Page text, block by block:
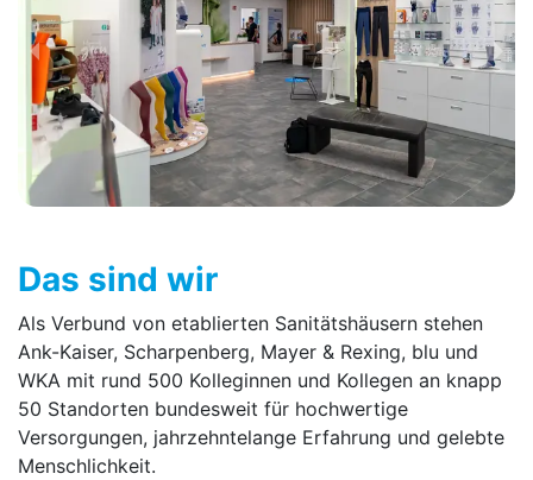
Das sind wir
Als Verbund von etablierten Sanitätshäusern stehen
Ank-Kaiser, Scharpenberg, Mayer & Rexing, blu und
WKA mit rund 500 Kolleginnen und Kollegen an knapp
50 Standorten bundesweit für hochwertige
Versorgungen, jahrzehntelange Erfahrung und gelebte
Menschlichkeit.